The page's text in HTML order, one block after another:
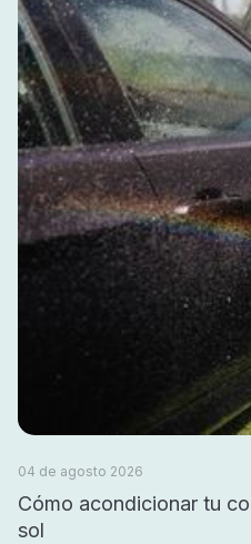
04 de agosto 2026
Cómo acondicionar tu
sol